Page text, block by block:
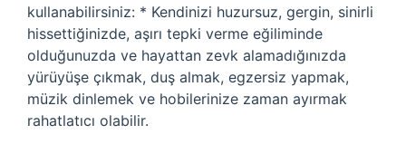
kullanabilirsiniz: * Kendinizi huzursuz, gergin, sinirli
hissettiğinizde, aşırı tepki verme eğiliminde
olduğunuzda ve hayattan zevk alamadığınızda
yürüyüşe çıkmak, duş almak, egzersiz yapmak,
müzik dinlemek ve hobilerinize zaman ayırmak
rahatlatıcı olabilir.